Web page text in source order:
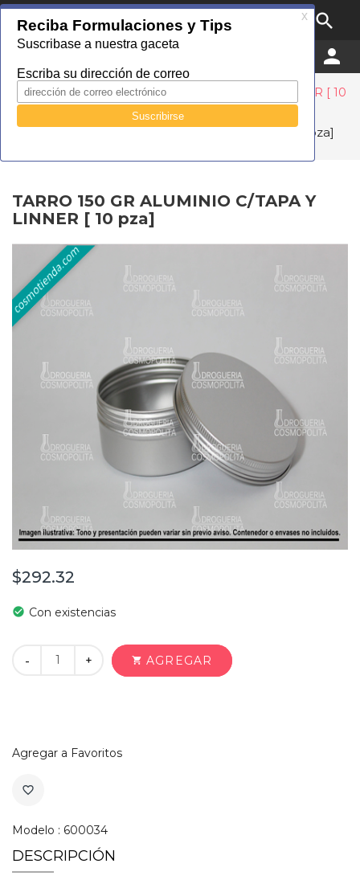

MENU 
Catálogo Empaque Tipo Material
Tarros
TARRO 150 GR ALUMINIO C/TAPA Y LINNER [ 10
pza]
TARRO 150 GR ALUMINIO C/TAPA Y LINNER [ 10 pza]
TARRO 150 GR ALUMINIO C/TAPA Y
LINNER [ 10 pza]
$292.32
check_circle Con existencias
+
- shopping_cart AGREGAR
Agregar a Favoritos
favorite_border
Modelo : 600034
DESCRIPCIÓN